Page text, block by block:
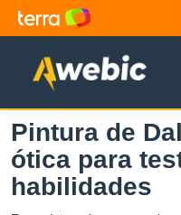
Pintura de
ótica para
habilidades